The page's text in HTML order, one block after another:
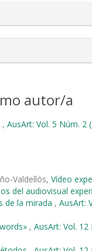
autor/a
, AusArt: Vol. 5 Núm. 2
Valdellós, Vídeo
del audiovisual
de la mirada , AusArt:
, AusArt: Vol.